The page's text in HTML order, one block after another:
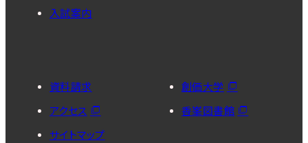
入試案内
資料請求
アクセス
サイトマップ
創価大学
香峯図書館